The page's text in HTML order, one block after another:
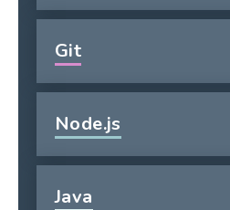
Git
Node.js
Java